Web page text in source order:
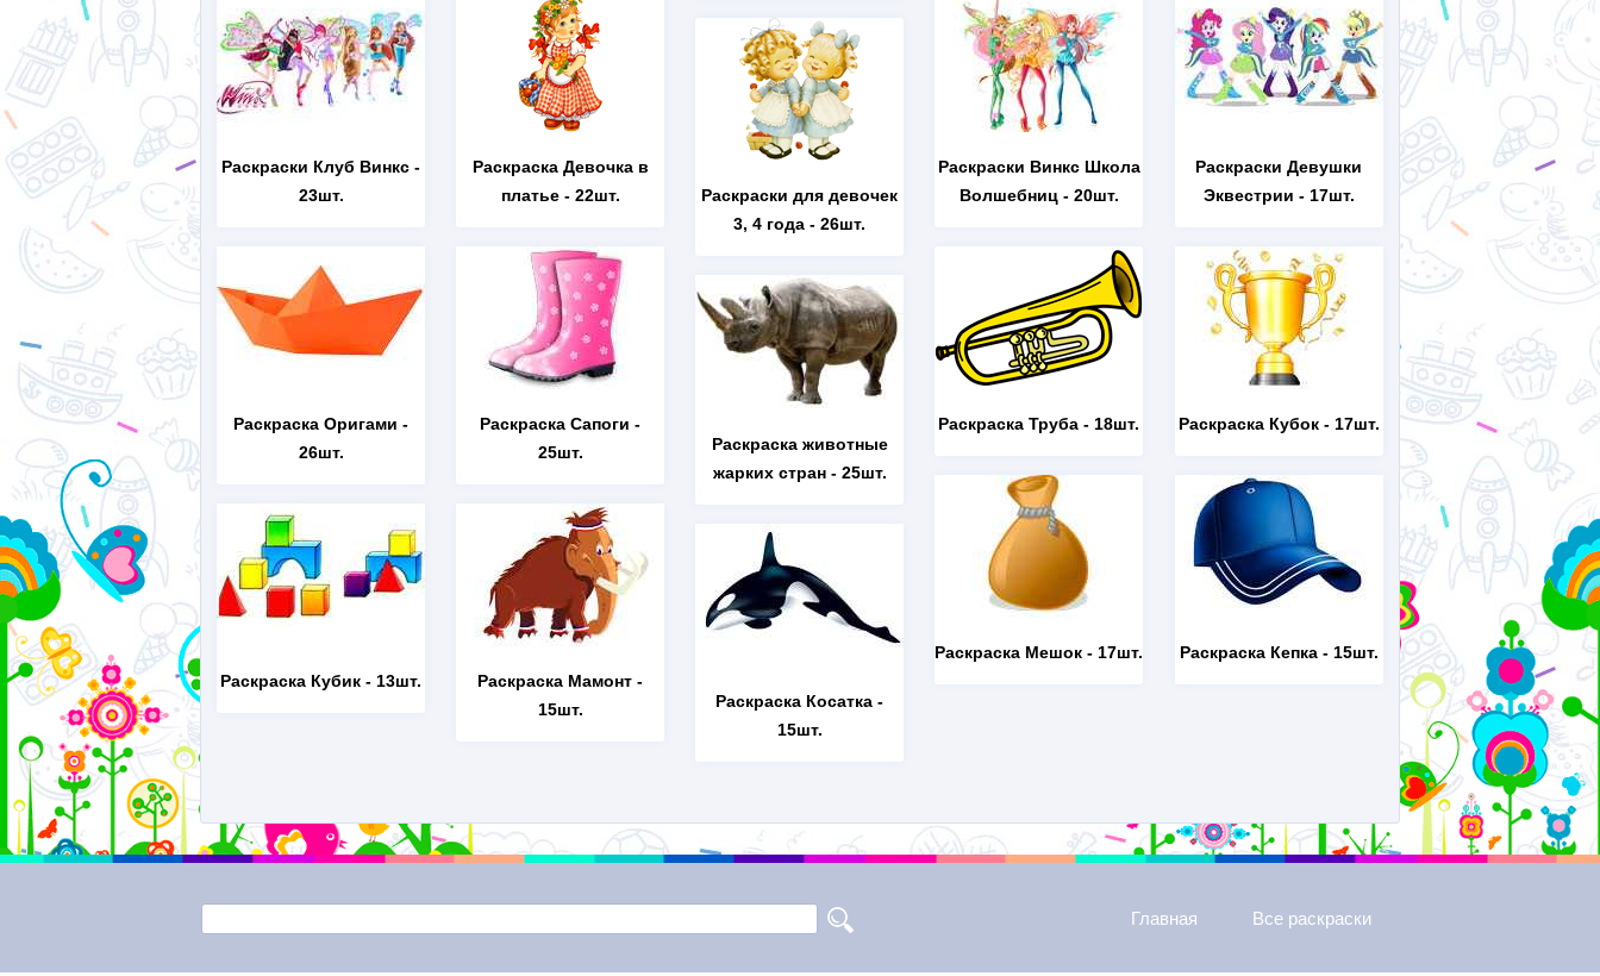
Раскраски Клуб Винкс -
23шт.
Раскраска Оригами -
26шт.
Раскраска Кубик - 13шт.
Раскраска Девочка в
платье- 22шт.
Раскраска Сапоги -
25шт.
Раскраска Мамонт -
15шт.
Раскраски для девочек
3, 4 года - 26шт.
Раскраска животные
жарких стран- 25шт.
Раскраска Косатка -
15шт.
Раскраски Винкс Школа
Волшебниц- 20шт.
Раскраска Труба - 18шт.
Раскраска Мешок - 17шт.
Раскраски Девушки
Эквестрии - 17шт.
Раскраска Кубок- 17шт.
Раскраска Кепка- 15шт.
Главная Все раскраски